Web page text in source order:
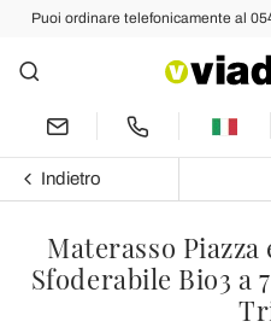
Puoi ordinare telefonicamente al
Indietro
Materasso
Sfoderabile Bio3 a